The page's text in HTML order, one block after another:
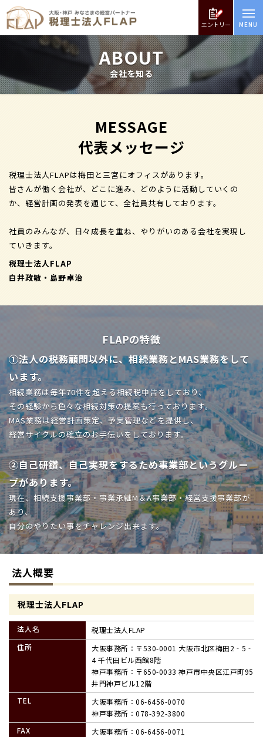
エントリー
ABOUT
会社を知る
MESSAGE
代表メッセージ
税理士法人FLAPは梅田と三宮にオフィスがあります。
皆さんが働く会社が、どこに進み、どのように活動していくの
か、経営計画の発表を通じて、全社員共有しております。
社員のみんなが、日々成長を重ね、やりがいのある会社を実現し
ていきます。
税理士法人FLAP
白井政敏・島野卓治
FLAPの特徴
①法人の税務顧問以外に、相続業務とMAS業務をして
います。
相続業務は毎年70件を超える相続税申告をしており、
その経験から色々な相続対策の提案も行っております。
MAS業務は経営計画策定、予実管理などを提供し、
経営サイクルの確立のお手伝いをしております。
②自己研鑽、自己実現をするため事業部というグルー
プがあります。
現在、相続支援事業部・事業承継M＆A事業部・経営支援事業部が
あり、
自分のやりたい事をチャレンジ出来ます。
法人概要
税理士法人FLAP
法人名
税理士法人FLAP
住所
大阪事務所：〒530-0001 大阪市北区梅田2‐5‐
4 千代田ビル西館8階
神戸事務所：〒650-0033 神戸市中央区江戸町95
井門神戸ビル12階
TEL
大阪事務所： 06-6456-0070
神戸事務所： 078-392-3800
FAX
大阪事務所：06-6456-0071